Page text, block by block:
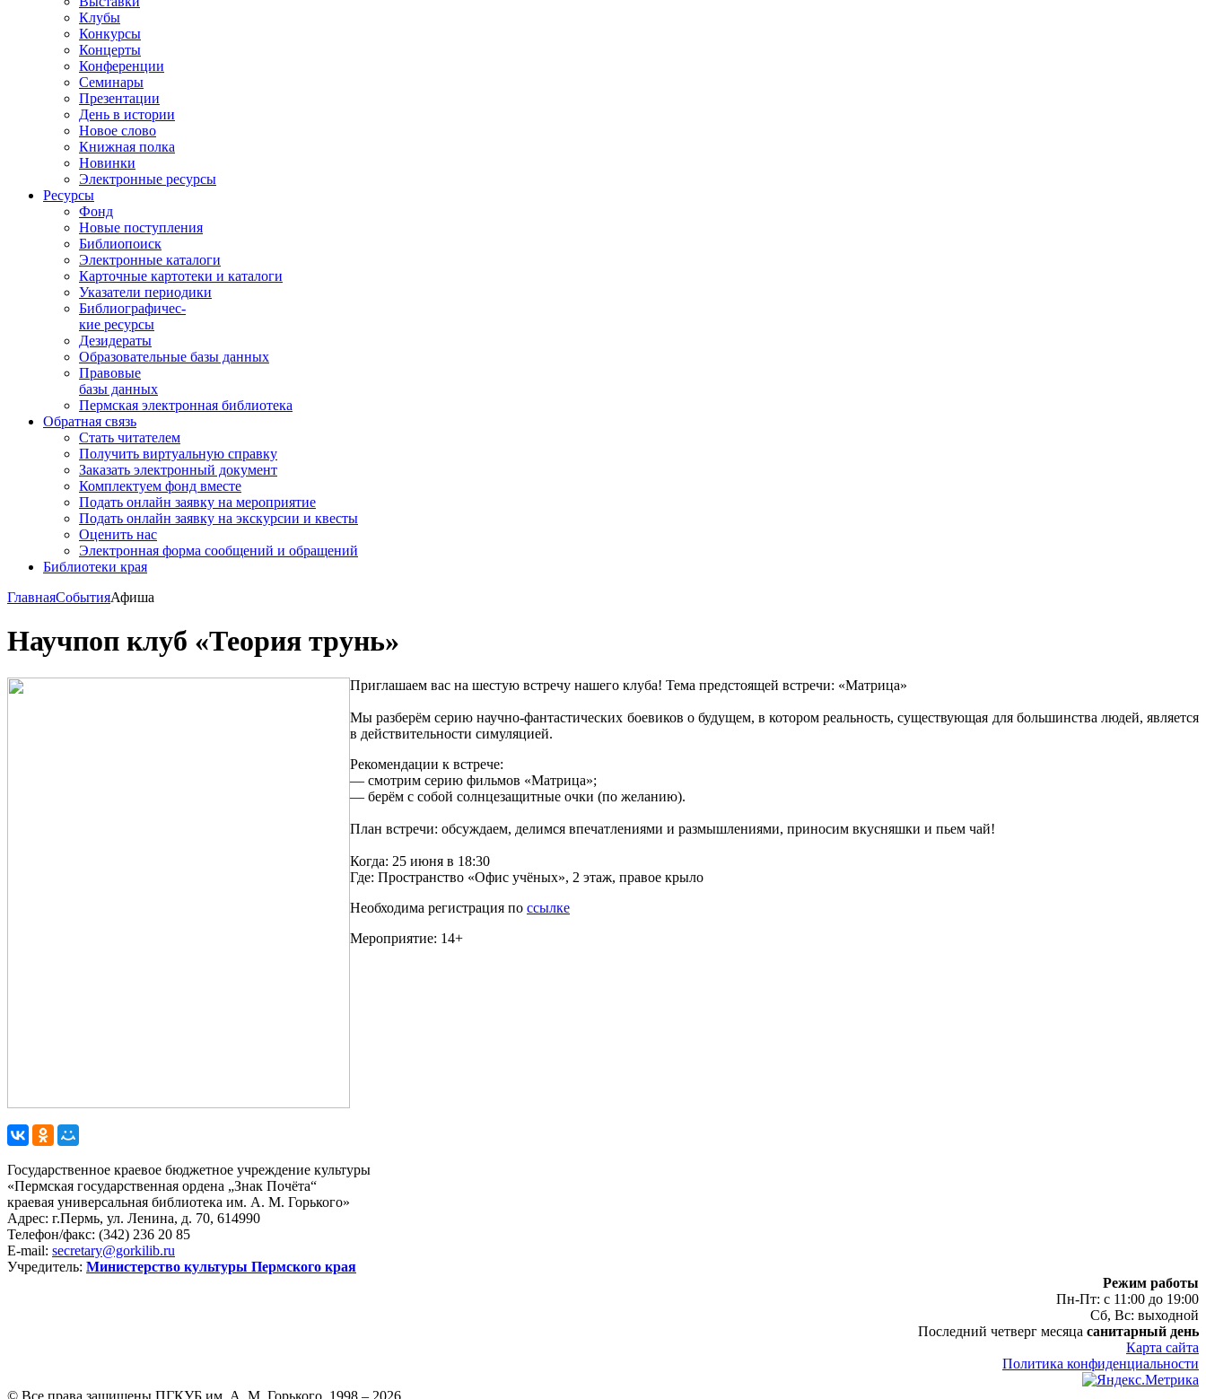
Клубы
Конкурсы
Концерты
Конференции
Семинары
Презентации
День в истории
Новое слово
Книжная полка
Новинки
Электронные ресурсы
Ресурсы
Фонд
Новые поступления
Библиопоиск
Электронные каталоги
Карточные картотеки и каталоги
Указатели периодики
Библиографичес-
кие ресурсы
Дезидераты
Образовательные базы данных
Правовые
базы данных
Пермская электронная библиотека
Обратная связь
Стать читателем
Получить виртуальную справку
Заказать электронный документ
Комплектуем фонд вместе
Подать онлайн заявку на мероприятие
Подать онлайн заявку на экскурсии и квесты
Оценить нас
Электронная форма сообщений и обращений
Библиотеки края
ГлавнаяСобытияАфиша
Научпоп клуб «Теория трунь»
Приглашаем вас на шестую встречу нашего клуба! Тема предстоящей встречи: «Матрица»
Мы разберём серию научно-фантастических боевиков о будущем, в котором реальность, существующая для большинства людей, является
в действительности симуляцией.
Рекомендации к встрече:
— смотрим серию фильмов «Матрица»;
— берём с собой солнцезащитные очки (по желанию).
План встречи: обсуждаем, делимся впечатлениями и размышлениями, приносим вкусняшки и пьем чай!
Когда: 25 июня в 18:30
Где: Пространство «Офис учёных», 2 этаж, правое крыло
Необходима регистрация по ссылке
Мероприятие: 14+
Государственное краевое бюджетное учреждение культуры
«Пермская государственная ордена „Знак Почёта“
краевая универсальная библиотека им. А. М. Горького»
Адрес: г.Пермь, ул. Ленина, д. 70, 614990
Телефон/факс: (342) 236 20 85
E-mail: secretary@gorkilib.ru
Учредитель: Министерство культуры Пермского края
Режим работы
Пн-Пт: с 11:00 до 19:00
Сб, Вс: выходной
Последний четверг месяца санитарный день
Карта сайта
Политика конфиденциальности
© Все права защищены ПГКУБ им. А. М. Горького, 1998 – 2026